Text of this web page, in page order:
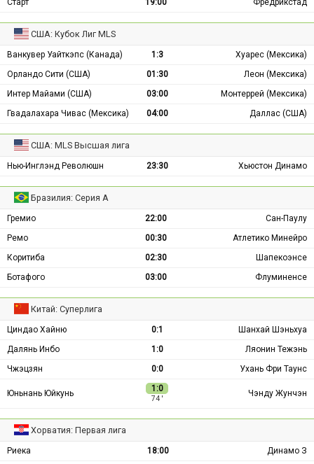
США: Кубок Лиг MLS
Ванкувер Уайткэпс (Канада) 1:3
Хуарес (Мексика)
Орландо Сити (США)
01:30
Леон (Мексика)
Интер Майами (США)
03:00
Монтеррей (Мексика)
Гвадалахара Чивас (Мексика)
04:00 Даллас (США)
США: MLS Высшая лига
Нью-Инглэнд Революшн 23:30 Хьюстон Динамо
Бразилия: Серия А
Гремио 22:00
Сан-Паулу
Ремо
00:30
Атлетико Минейро
Коритиба
02:30
Шапекоэнсе
Ботафого
03:00 Флуминенсе
Китай: Суперлига
Циндао Хайню 0:1
Шанхай Шэньхуа
Далянь Инбо
1:0
Ляонин Тежэнь
Чжэцзян
0:0 Ухань Фри Таунс
Юньнань Юйкунь 1:0
74 ′
Чэнду Жунчэн
Хорватия: Первая лига
Риека 18:00
Динамо З